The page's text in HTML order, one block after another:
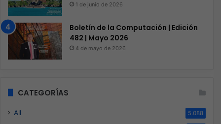
1 de junio de 2026
Boletín de la Computación | Edición
482 | Mayo 2026
4 de mayo de 2026
CATEGORÍAS
All 5.088